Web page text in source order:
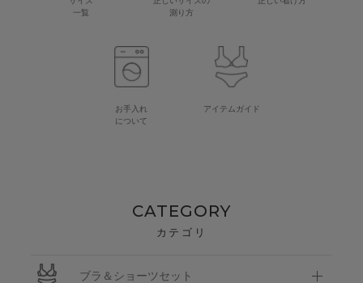
一覧
測り方
お手入れ
について
アイテムガイド
CATEGORY
カテゴリ
ブラ＆ショーツセット